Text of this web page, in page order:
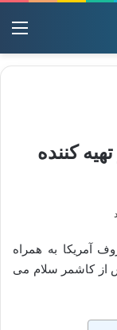
کننده
آمریکا به همراه
از کاشمر سلام می